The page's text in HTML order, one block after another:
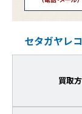
セタガヤレ
買取